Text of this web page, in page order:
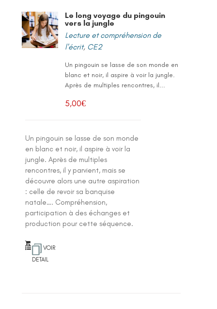
Le long voyage du pingouin
vers la jungle
Lecture et compréhension de
l'écrit, CE2
Un pingouin se lasse de son monde en
blanc et noir, il aspire à voir la jungle.
Après de multiples rencontres, il...
5,00€
Un pingouin se lasse de son monde
en blanc et noir, il aspire à voir la
jungle. Après de multiples
rencontres, il y parvient, mais se
découvre alors une autre aspiration
: celle de revoir sa banquise
natale…. Compréhension,
participation à des échanges et
production pour cette séquence.
VOIR
DETAIL